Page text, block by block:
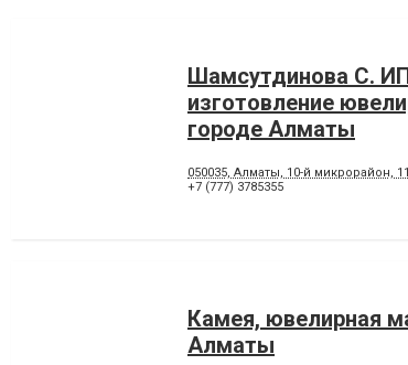
Шамсутдинова С.
изготовление
городе Алматы
050035, Алматы, 10-й микрорайон,
+7 (777) 3785355
Камея, ювелирная
Алматы